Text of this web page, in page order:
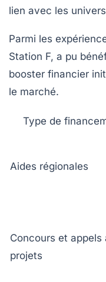
lien avec les
Parmi les
Station F, a pu
booster financier
le marché.
Type de
Aides régionales
Concours et appels
projets